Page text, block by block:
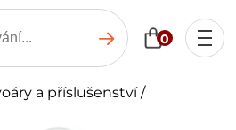
0
a příslušenství/